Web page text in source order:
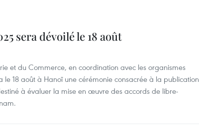
sera dévoilé le 18 août
et du Commerce, en coordination avec les organismes
le 18 août à Hanoï une cérémonie consacrée à la publication
à évaluer la mise en œuvre des accords de libre-